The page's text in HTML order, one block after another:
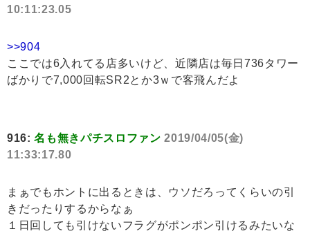
10:11:23.05
>>904
ここでは6入れてる店多いけど、近隣店は毎日736タワー
ばかりで7,000回転SR2とか3ｗで客飛んだよ
916:名も無きパチスロファン 2019/04/05(金)
11:33:17.80
まぁでもホントに出るときは、ウソだろってくらいの引
きだったりするからなぁ
１日回しても引けないフラグがポンポン引けるみたいな